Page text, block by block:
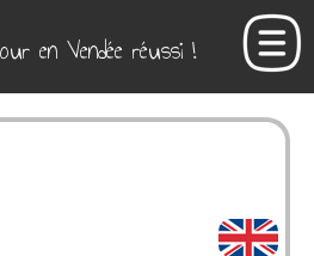
en Vendée réussi !